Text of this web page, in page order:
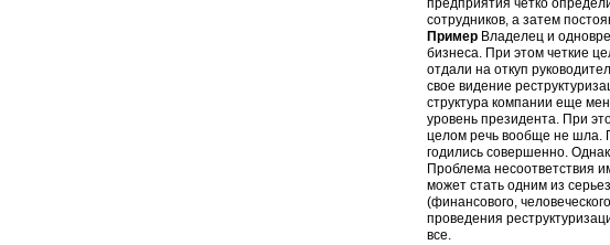
предприятия четко
сотрудников, а затем
Пример Владелец и
бизнеса. При этом четкие
отдали на откуп
свое видение
структура компании еще
уровень президента. При
целом речь вообще не шла.
годились совершенно.
Проблема несоответствия
может стать одним из
(финансового,
проведения
все.